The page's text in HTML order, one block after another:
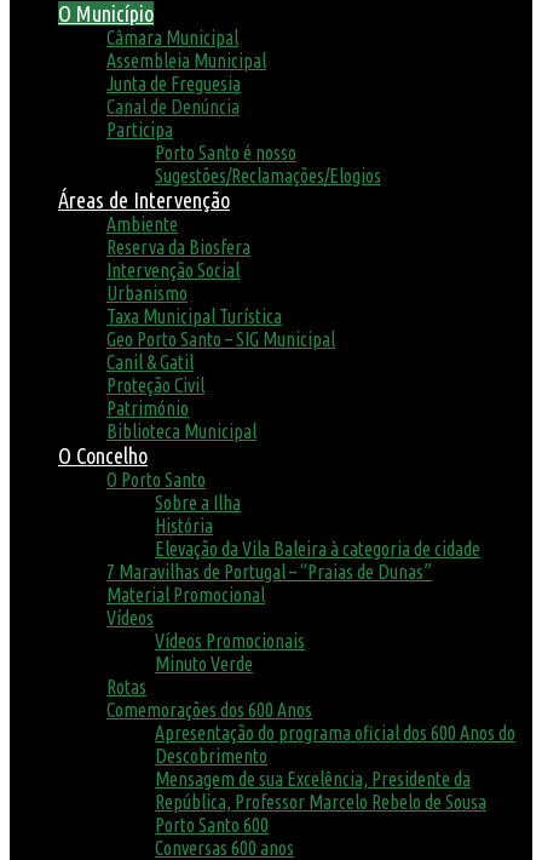
O Município
Câmara Municipal
Assembleia Municipal
Junta de Freguesia
Canal de Denúncia
Participa
Porto Santo é nosso
Sugestões/Reclamações/Elogios
Áreas de Intervenção
Ambiente
Reserva da Biosfera
Intervenção Social
Urbanismo
Taxa Municipal Turística
Geo Porto Santo – SIG Municipal
Canil & Gatil
Proteção Civil
Património
Biblioteca Municipal
O Concelho
O Porto Santo
Sobre a Ilha
História
Elevação da Vila Baleira à categoria de cidade
7 Maravilhas de Portugal – “Praias de Dunas”
Material Promocional
Vídeos
Vídeos Promocionais
Minuto Verde
Rotas
Comemorações dos 600 Anos
Apresentação do programa oficial dos 600 Anos do
Descobrimento
Mensagem de sua Excelência, Presidente da
República, Professor Marcelo Rebelo de Sousa
Porto Santo 600
Conversas 600 anos